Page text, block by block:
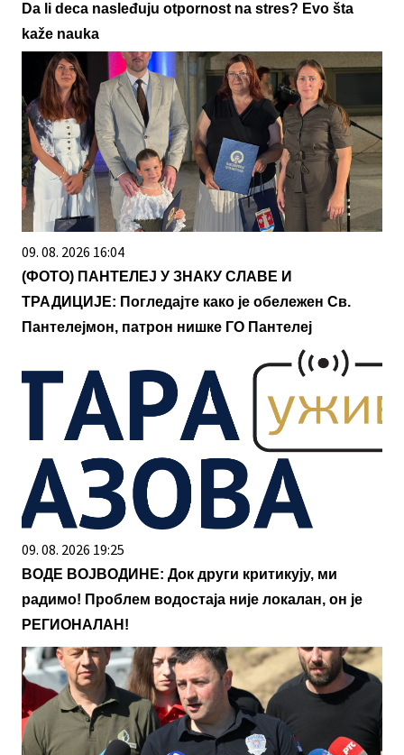
Da li deca nasleđuju otpornost na stres? Evo šta
kaže nauka
09. 08. 2026 16:04
(ФОТО) ПАНТЕЛЕЈ У ЗНАКУ СЛАВЕ И
ТРАДИЦИЈЕ: Погледајте како је обележен Св.
Пантелејмон, патрон нишке ГО Пантелеј
09. 08. 2026 19:25
ВОДЕ ВОЈВОДИНЕ: Док други критикују, ми
радимо! Проблем водостаја није локалан, он је
РЕГИОНАЛАН!